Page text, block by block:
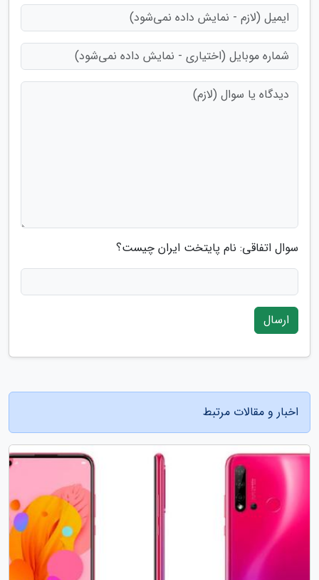
سوال اتفاقی: نام پایتخت ایران چیست؟
ارسال
اخبار و مقالات مرتبط